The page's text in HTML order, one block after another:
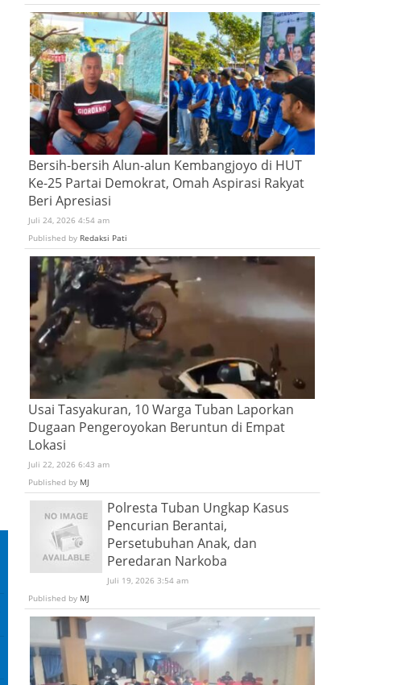
Bersih-bersih Alun-alun Kembangjoyo di HUT
Ke-25 Partai Demokrat, Omah Aspirasi Rakyat
Beri Apresiasi
Juli 24, 2026 4:54 am
Published by Redaksi Pati
Usai Tasyakuran, 10 Warga Tuban Laporkan
Dugaan Pengeroyokan Beruntun di Empat
Lokasi
Juli 22, 2026 6:43 am
Published by MJ
Polresta Tuban Ungkap Kasus
Pencurian Berantai,
Persetubuhan Anak, dan
Peredaran Narkoba
Juli 19, 2026 3:54 am
Published by MJ